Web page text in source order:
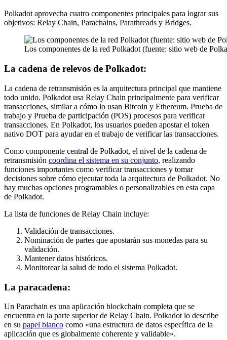
Polkadot aprovecha cuatro componentes principales para lograr sus
objetivos: Relay Chain, Parachains, Parathreads y Bridges.
Los componentes de la red Polkadot (fuente: sitio web de
La cadena de relevos de Polkadot:
La cadena de retransmisión es la arquitectura principal que mantiene
todo unido. Polkadot usa Relay Chain principalmente para verificar
transacciones, similar a cómo lo usan Bitcoin y Ethereum. Prueba de
trabajo y Prueba de participación (POS) procesos para verificar
transacciones. En Polkadot, los usuarios pueden apostar el token
nativo DOT para ayudar en el trabajo de verificar las transacciones.
Como componente central de Polkadot, el nivel de la cadena de
retransmisión coordina el sistema en su conjunto, realizando
funciones importantes como verificar transacciones y tomar
decisiones sobre cómo ejecutar toda la arquitectura de Polkadot. No
hay muchas opciones programables o personalizables en esta capa
de Polkadot.
La lista de funciones de Relay Chain incluye:
Validación de transacciones.
Nominación de partes que apostarán sus monedas para su
validación.
Mantener datos históricos.
Monitorear la salud de todo el sistema Polkadot.
La paracadena:
Un Parachain es una aplicación blockchain completa que se
encuentra en la parte superior de Relay Chain. Polkadot lo describe
en su papel blanco como «una estructura de datos específica de la
aplicación que es globalmente coherente y validable».